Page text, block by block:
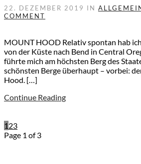
22. DEZEMBER 2019 IN
COMMENT
MOUNT HOOD Relativ spontan hab
von der Küste nach Bend in Central
führte mich am höchsten Berg des
schönsten Berge überhaupt – vorbei:
Hood. […]
Continue Reading
123
Page 1 of 3